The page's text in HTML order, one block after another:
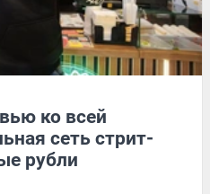
ко всей
сеть стрит-
рубли